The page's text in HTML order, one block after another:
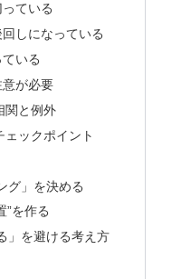
ている
しになっている
いる
が必要
関と例外
ックポイント
グ」を決める
”を作る
」を避ける考え方